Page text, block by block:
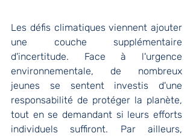
Les défis climatiques viennent ajouter
une couche supplémentaire
d'incertitude. Face à l'urgence
environnementale, de nombreux
jeunes se sentent investis d'une
responsabilité de protéger la planète,
tout en se demandant si leurs efforts
individuels suffiront. Par ailleurs,